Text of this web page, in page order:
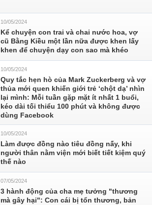
10/05/2024
Kể chuyện con trai và chai nước hoa, vợ
cũ Bằng Kiều một lần nữa được khen lấy
khen để chuyện dạy con sao mà khéo
10/05/2024
Quy tắc hẹn hò của Mark Zuckerberg và vợ
thủa mới quen khiến giới trẻ ‘chột dạ’ nhìn
lại mình: Mỗi tuần gặp mặt ít nhất 1 buổi,
kéo dài tối thiểu 100 phút và không được
dùng Facebook
10/05/2024
Làm được đồng nào tiêu đồng nấy, khi
người thân nằm viện mới biết tiết kiệm quý
thế nào
07/05/2024
3 hành động của cha mẹ tưởng "thương
mà gây hại": Con cái bị tổn thương, bản